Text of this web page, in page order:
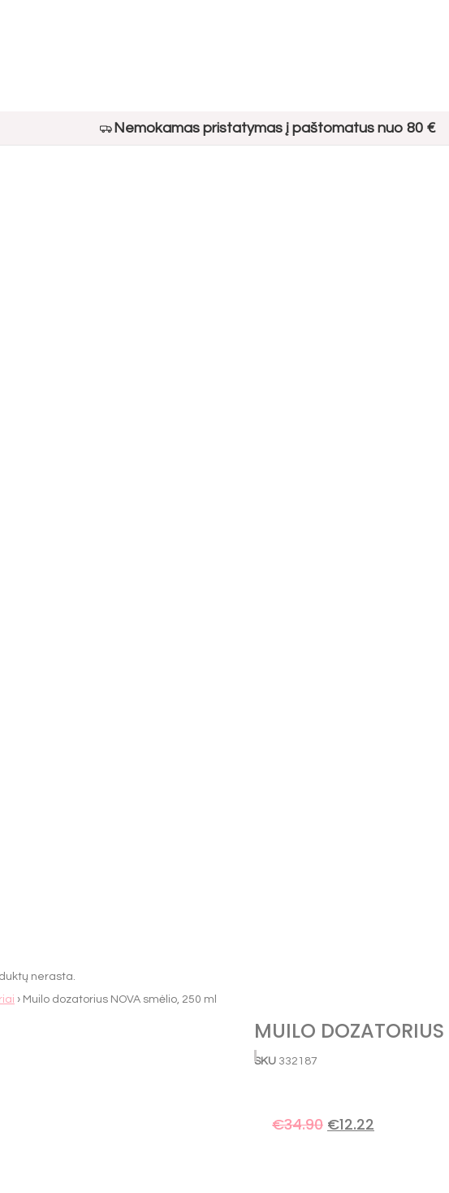
Nemokamas pristatymas į paštomatus nuo 80 €
nerasta.
› Muilo dozatorius NOVA smėlio, 250 ml
MUILO
SKU 332187
€34.90 €12.22